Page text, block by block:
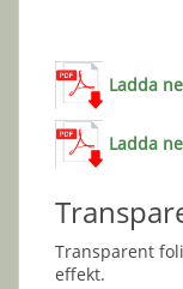
Ladda
Ladda
Transparent
effekt.